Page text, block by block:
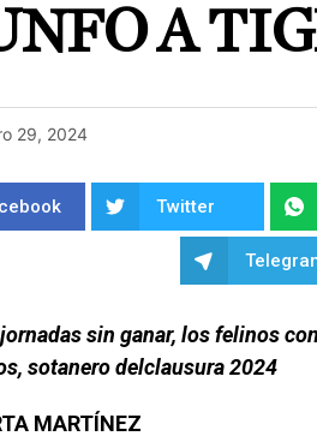
A
29, 2024
Twitter
sin ganar, los felinos
sotanero delclausura 2024
MARTÍNEZ